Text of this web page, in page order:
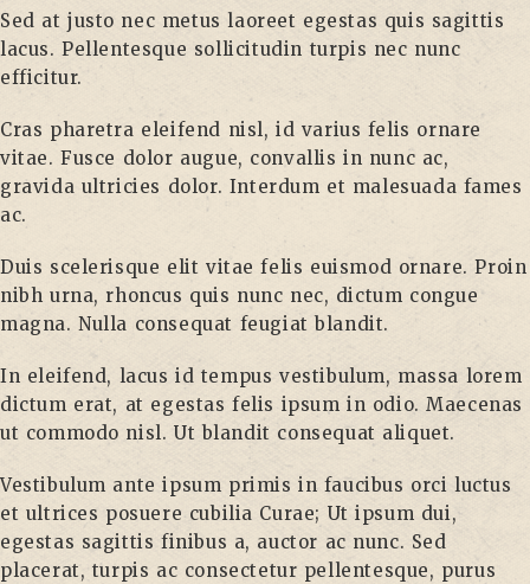
Sed at justo nec metus laoreet egestas quis sagittis
lacus. Pellentesque sollicitudin turpis nec nunc
efficitur.
Cras pharetra eleifend nisl, id varius felis ornare
vitae. Fusce dolor augue, convallis in nunc ac,
gravida ultricies dolor. Interdum et malesuada fames
ac.
Duis scelerisque elit vitae felis euismod ornare. Proin
nibh urna, rhoncus quis nunc nec, dictum congue
magna. Nulla consequat feugiat blandit.
In eleifend, lacus id tempus vestibulum, massa lorem
dictum erat, at egestas felis ipsum in odio. Maecenas
ut commodo nisl. Ut blandit consequat aliquet.
Vestibulum ante ipsum primis in faucibus orci luctus
et ultrices posuere cubilia Curae; Ut ipsum dui,
egestas sagittis finibus a, auctor ac nunc. Sed
placerat, turpis ac consectetur pellentesque, purus